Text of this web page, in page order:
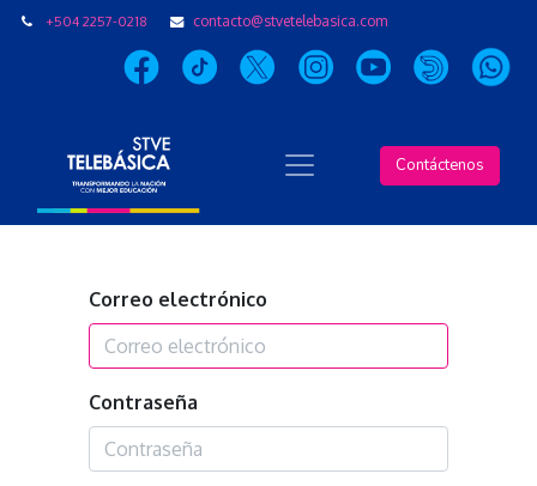
+504 2257-0218 contacto@stvetelebasica.com
Contáctenos
Correo electrónico
Contraseña